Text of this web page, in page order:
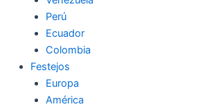
Perú
Ecuador
Colombia
Festejos
Europa
América